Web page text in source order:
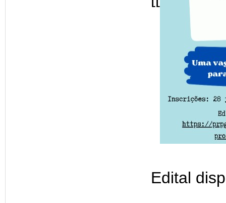
Edital